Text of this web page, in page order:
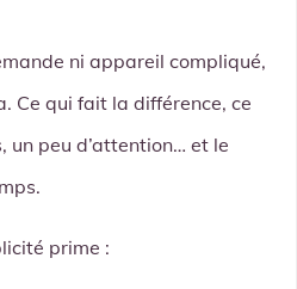
ni appareil compliqué,
Ce qui fait la différence, ce
un peu d’attention… et le
prime :